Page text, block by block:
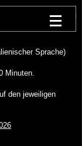
V O . O P E R N H A U S
Sprache)
Minuten.
den jeweiligen